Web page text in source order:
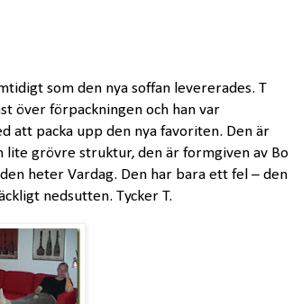
som den nya soffan levererades. T
över förpackningen och han var
att packa upp den nya favoriten. Den är
lite grövre struktur, den är formgiven av Bo
heter Vardag. Den har bara ett fel – den
nedsutten. Tycker T.